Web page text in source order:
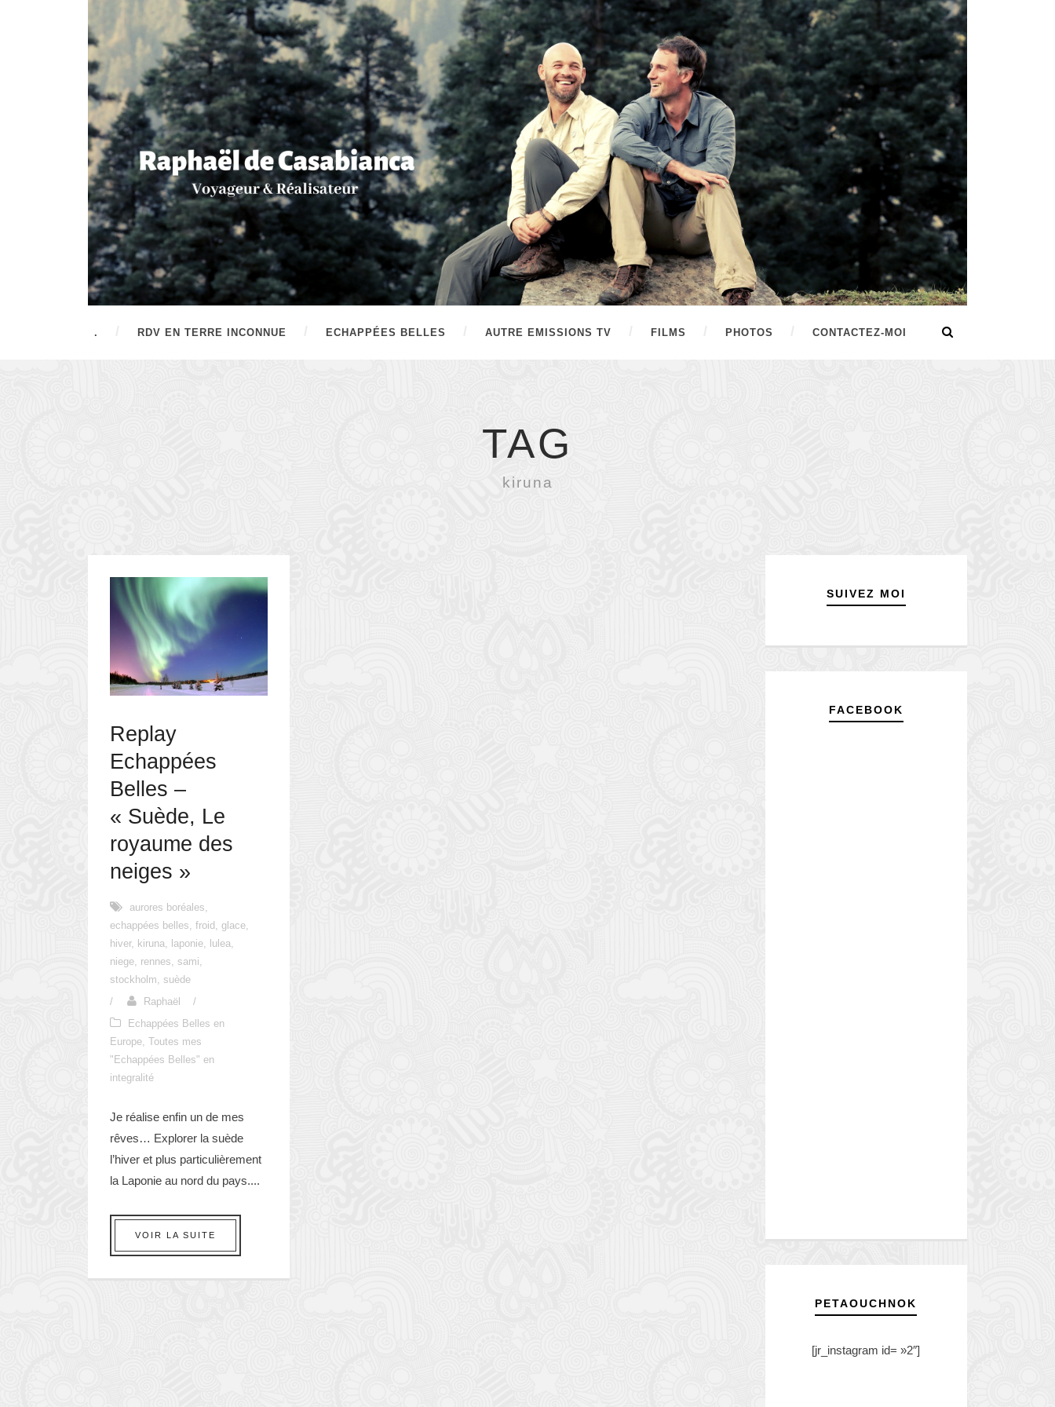
. RDV EN TERRE INCONNUE ECHAPPÉES BELLES AUTRE EMISSIONS TV FILMS PHOTOS CONTACTEZ-MOI
TAG
kiruna
Replay
Echappées
Belles –
« Suède, Le
royaume des
neiges »
aurores boréales
echappées belles froid glace
hiver, kiruna laponie lulea
niege rennes sami
stockholm suède
/
Raphaël
/
Echappées Belles en
Europe Toutes mes
"Echappées Belles" en
integralité
Je réalise enfin un de mes
rêves… Explorer la suède
l’hiver et plus particulièrement
la Laponie au nord du pays....
VOIR LA SUITE
SUIVEZ MOI
FACEBOOK
PETAOUCHNOK
[jr_instagram id= »2″]